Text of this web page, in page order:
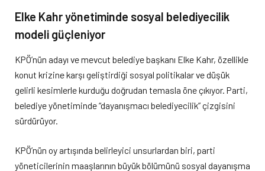
Elke Kahr yönetiminde sosyal belediyecilik
modeli güçleniyor
KPÖ’nün adayı ve mevcut belediye başkanı Elke Kahr, özellikle
konut krizine karşı geliştirdiği sosyal politikalar ve düşük
gelirli kesimlerle kurduğu doğrudan temasla öne çıkıyor. Parti,
belediye yönetiminde “dayanışmacı belediyecilik” çizgisini
sürdürüyor.
KPÖ’nün oy artışında belirleyici unsurlardan biri, parti
yöneticilerinin maaşlarının büyük bölümünü sosyal dayanışma